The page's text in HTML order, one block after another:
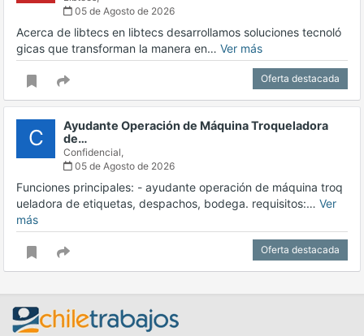
05 de Agosto de 2026
Acerca de libtecs en libtecs desarrollamos soluciones tecnoló
gicas que transforman la manera en… Ver más
Oferta destacada
C
Ayudante Operación de Máquina Troqueladora
de…
Confidencial,
05 de Agosto de 2026
Funciones principales: - ayudante operación de máquina troq
ueladora de etiquetas, despachos, bodega. requisitos:… Ver
más
Oferta destacada